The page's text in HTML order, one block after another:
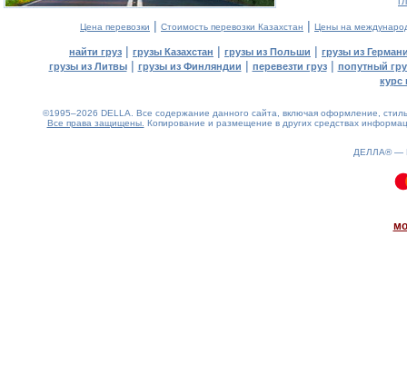
Цена перевозки | Стоимость перевозки Казахстан | Цены на
найти груз | грузы Казахстан | грузы из Польши | грузы из
грузы из Литвы| грузы из Финляндии | перевезти груз| попутный
курс
©1995–2026 DELLA. Все содержание данного сайта, включая оформление,
Все права защищены. Копирование и размещение в других средствах
ДЕЛЛА® —